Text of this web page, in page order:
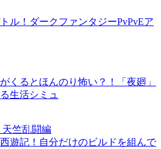
ル！ダークファンタジーPvPvEア
くるとほんのり怖い？！「夜廻」
生活シミュ
天竺乱闘編
遊記！自分だけのビルドを組んで